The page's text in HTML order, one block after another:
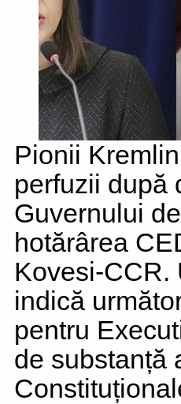
Pionii
perfuzii după
Guvernului
hotărârea
Kovesi-CCR.
indică
pentru
de substanță